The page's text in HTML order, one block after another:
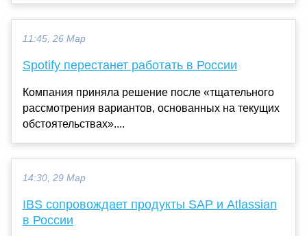
11:45, 26 Мар
Spotify перестанет работать в России
Компания приняла решение после «тщательного
рассмотрения вариантов, основанных на текущих
обстоятельствах»....
14:30, 29 Мар
IBS сопровождает продукты SAP и Atlassian
в России